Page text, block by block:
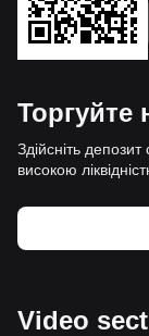
Торгуйте
Здійсніть депозит
високою
Video